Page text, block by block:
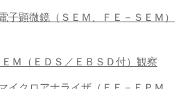
子顕微鏡（ＳＥＭ、ＦＥ－ＳＥＭ）
Ｍ（ＥＤＳ／ＥＢＳＤ付）観察